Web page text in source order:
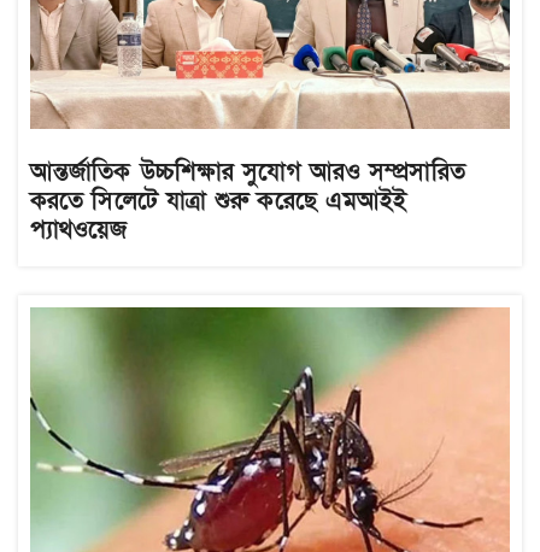
আন্তর্জাতিক উচ্চশিক্ষার সুযোগ আরও সম্প্রসারিত
করতে সিলেটে যাত্রা শুরু করেছে এমআইই
প্যাথওয়েজ